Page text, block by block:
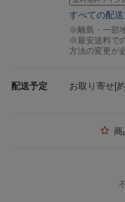
すべての配
※離島・一部
※最安送料で
方法の変更が
配送予定 お取り寄せ[
商